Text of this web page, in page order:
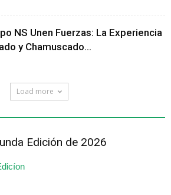
NS Unen Fuerzas: La Experiencia
y Chamuscado...
Load more
Edición de 2026